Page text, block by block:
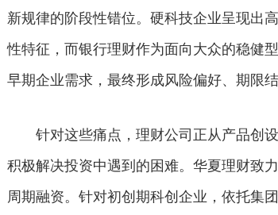
新规律的阶段性错位。硬科技企业呈现出
性特征，而银行理财作为面向大众的稳健
早期企业需求，最终形成风险偏好、期限
针对这些痛点，理财公司正从产品创设
积极解决投资中遇到的困难。华夏理财致
周期融资。针对初创期科创企业，依托集